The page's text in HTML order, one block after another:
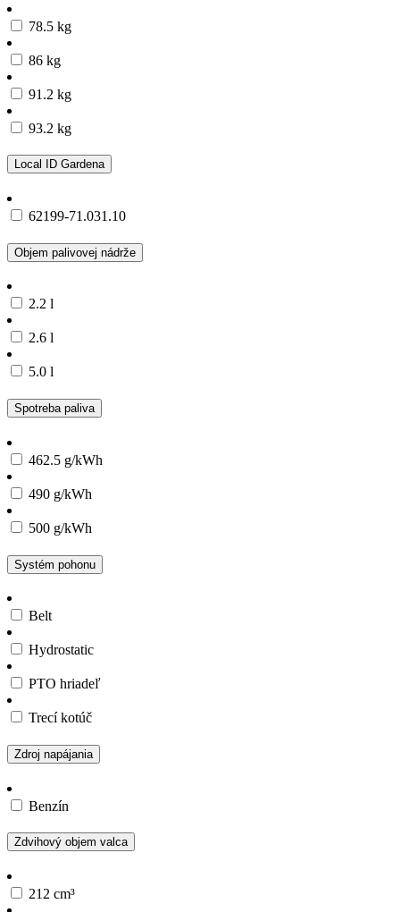
78.5 kg
86 kg
91.2 kg
93.2 kg
Local ID Gardena
62199-71.031.10
Objem palivovej nádrže
2.2 l
2.6 l
5.0 l
Spotreba paliva
462.5 g/kWh
490 g/kWh
500 g/kWh
Systém pohonu
Belt
Hydrostatic
PTO hriadeľ
Trecí kotúč
Zdroj napájania
Benzín
Zdvihový objem valca
212 cm³